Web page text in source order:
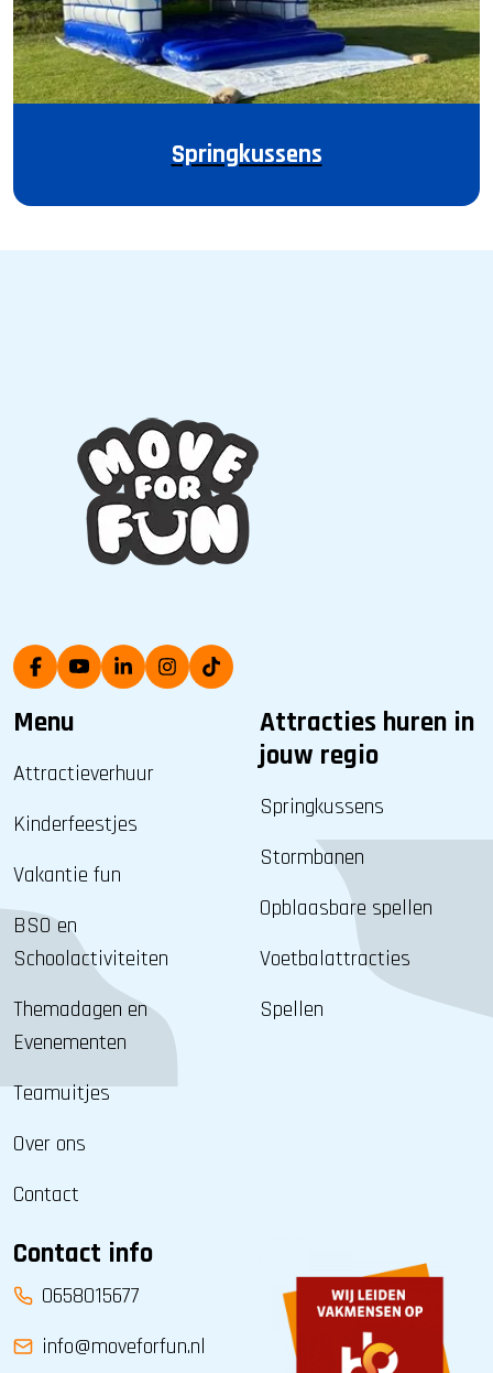
Springkussens
Menu
Attractieverhuur
Kinderfeestjes
Vakantie fun
BSO en
Schoolactiviteiten
Themadagen en
Evenementen
Teamuitjes
Over ons
Contact
Attracties huren in
jouw regio
Springkussens
Stormbanen
Opblaasbare spellen
Voetbalattracties
Spellen
Contact info
0658015677
info@moveforfun.nl